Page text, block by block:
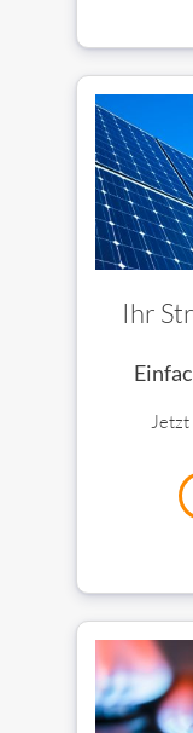
Ihr
Jetzt